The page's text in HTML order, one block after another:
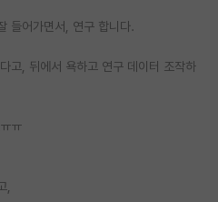
들어가면서, 연구 합니다.
고, 뒤에서 욕하고 연구 데이터 조작하
ㅠ
,